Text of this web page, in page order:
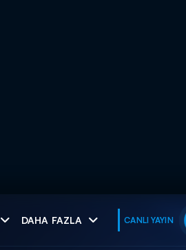
DAHA FAZLA CANLI YAYIN
muhteşem ikili